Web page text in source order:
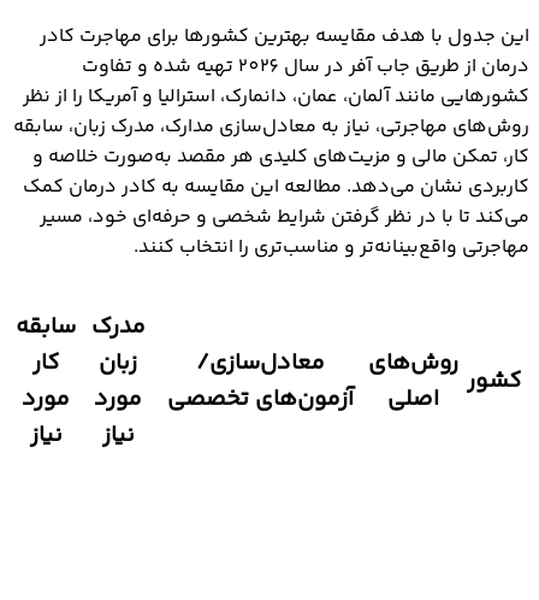
این جدول با هدف مقایسه بهترین کشورها برای مهاجرت کادر
درمان از طریق جاب آفر در سال 2026 تهیه شده و تفاوت
کشورهایی مانند آلمان، عمان، دانمارک، استرالیا و آمریکا را از نظر
روش‌های مهاجرتی، نیاز به معادل‌سازی مدارک، مدرک زبان، سابقه
کار، تمکن مالی و مزیت‌های کلیدی هر مقصد به‌صورت خلاصه و
کاربردی نشان می‌دهد. مطالعه این مقایسه به کادر درمان کمک
می‌کند تا با در نظر گرفتن شرایط شخصی و حرفه‌ای خود، مسیر
مهاجرتی واقع‌بینانه‌تر و مناسب‌تری را انتخاب کنند.
کشور روش‌های
اصلی
معادل‌سازی/
آزمون‌های تخصصی
مدرک
زبان
مورد
نیاز
سابقه
کار
مورد
نیاز